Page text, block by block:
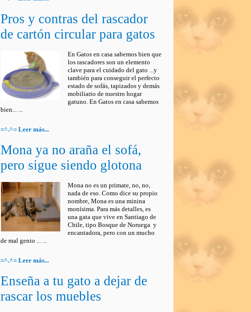
Pros y contras del rascador
de cartón circular para gatos
En Gatos en casa sabemos bien que
los rascadores son un elemento
clave para el cuidado del gato ...y
también para conseguir el perfecto
estado de sofás, tapizados y demás
mobiliario de nuestro hogar
gatuno. En Gatos en casa sabemos
bien... ...
=^.^= Leer más...
Mona ya no araña el sofá,
pero sigue siendo glotona
Mona no es un primate, no, no,
nada de eso. Como dice su propio
nombre, Mona es una minina
monísima. Para más detalles, es
una gata que vive en Santiago de
Chile, tipo Bosque de Noruega y
encantadora, pero con un mucho
de mal genio ... ...
=^.^= Leer más...
Enseña a tu gato a dejar de
rascar los muebles